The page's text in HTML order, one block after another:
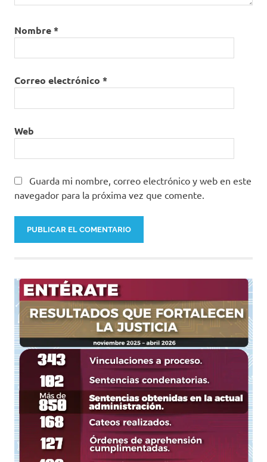
Nombre*
Correo electrónico *
Web
Guarda mi nombre, correo electrónico y web en este
navegador para la próxima vez que comente.